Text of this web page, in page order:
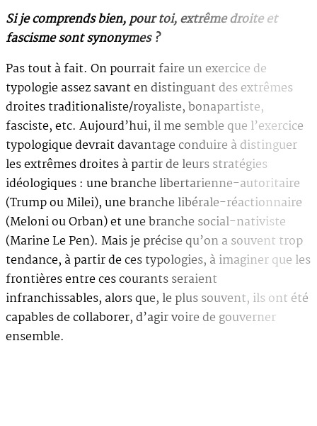
Si je comprends bien, pour toi, extrême droite et
fascisme sont synonymes ?
Pas tout à fait. On pourrait faire un exercice de
typologie assez savant en distinguant des extrêmes
droites traditionaliste/royaliste, bonapartiste,
fasciste, etc. Aujourd’hui, il me semble que l’exercice
typologique devrait davantage conduire à distinguer
les extrêmes droites à partir de leurs stratégies
idéologiques : une branche libertarienne-autoritaire
(Trump ou Milei), une branche libérale-réactionnaire
(Meloni ou Orban) et une branche social-nativiste
(Marine Le Pen). Mais je précise qu’on a souvent trop
tendance, à partir de ces typologies, à imaginer que les
frontières entre ces courants seraient
infranchissables, alors que, le plus souvent, ils ont été
capables de collaborer, d’agir voire de gouverner
ensemble.